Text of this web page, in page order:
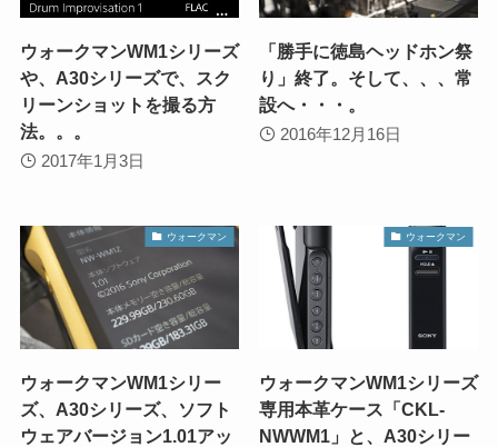
ウォークマンWM1シリーズ
や、A30シリーズで、スク
リーンショットを撮る方
法。。。
2017年1月3日
「勝手に徳島ヘッドホン祭
り」終了。そして、、、常
設へ・・・。
2016年12月16日
ウォークマン
ウォークマンWM1シリー
ズ、A30シリーズ、ソフト
ウェアバージョン1.01アッ
ウォークマン
ウォークマンWM1シリーズ
専用本革ケース「CKL-
NWWM1」と、A30シリー